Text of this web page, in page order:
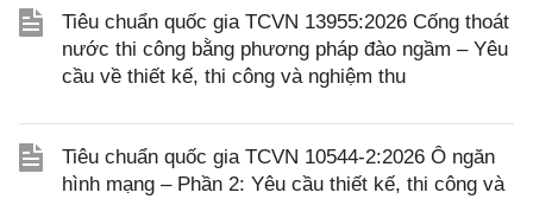
Tiêu chuẩn quốc gia TCVN 13955:2026 Cống thoát
nước thi công bằng phương pháp đào ngầm – Yêu
cầu về thiết kế, thi công và nghiệm thu
Tiêu chuẩn quốc gia TCVN 10544-2:2026 Ô ngăn
hình mạng – Phần 2: Yêu cầu thiết kế, thi công và